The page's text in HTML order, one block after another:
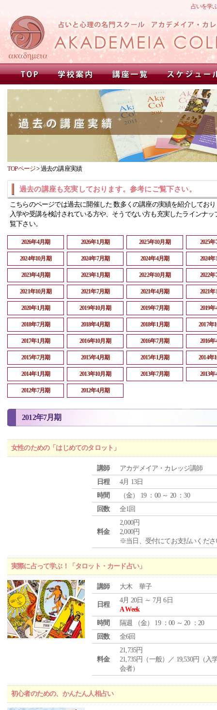
占いを学
TOPページ>過去の講座実績
過去の講座も充実しております。参考にご覧下さい。
こちらのページでは過去に開催した 数多くの講座の実績を紹介してお
入学や受講を検討されている方や、そうでない方も充実したラインナッ
覧下さい。
2026年4月期 2026年1月期 2025年10月期 2025
2024年10月期 2024年7月期 2024年4月期 2024
2023年4月期 2023年1月期 2022年10月期 2022
2021年10月期 2021年7月期 2021年4月期 2021
2020年1月期 2019年10月期 2019年7月期 2019
2018年7月期 2018年4月期 2018年1月期 2017年
2017年1月期 2016年10月期 2016年7月期 2016
2015年7月期 2015年4月期 2015年1月期 2014年
2014年1月期 2013年10月期 2013年7月期 2013
2012年7月期 2012年4月期
2012年7月期
女性のための「はじめてのタロット」
講師
アカデメイア・カレッジ講師
日程
4月 13日
時間
（金） 19 ：00 ～ 20 ：30
回数
全1回
料金
2,000円
2,000円
※当日、受付にてお支払いくださ
実際に占って学ぶ！「タロット・カード占い」
講師 大木 華子
日程
4月 20日 ～ 7月 6日
A Week
時間
隔週 （金） 19 ：00 ～ 20 ：20
回数
全6回
料金
21,735円
21,735円（一般）／ 19,530円（入
会者）
初心者のための、かんたん人相占い